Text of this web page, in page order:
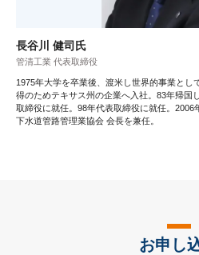
長谷川 健司氏
管清工業 代表取締役
1975年大学を卒業後、渡米し世界的事業とし
得のためテキサス州の企業へ入社。83年帰国
取締役に就任。98年代表取締役に就任。
下水道管路管理業協会 会長を兼任。
お申し